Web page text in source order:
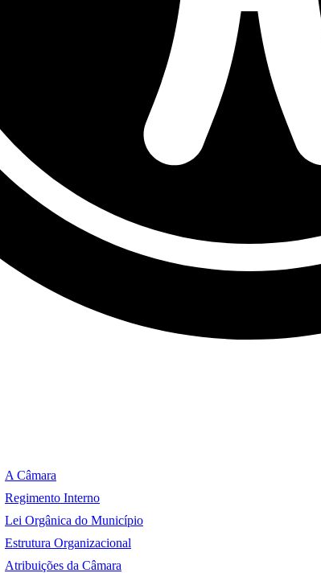
A Câmara
Regimento Interno
Lei Orgânica do Município
Estrutura Organizacional
Atribuições da Câmara